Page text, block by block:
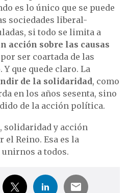
es lo único que se puede
sociedades liberal-
si todo se limita a
acción sobre las causas
ser coartada de las
que quede claro. La
de la solidaridad, como
en los años sesenta, sino
de la acción política.
solidaridad y acción
Reino. Esa es la
unirnos a todos.